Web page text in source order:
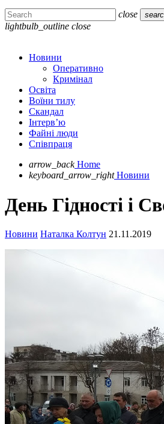
close
lightbulb_outline close
Новини
Оперативно
Кримінал
Освіта
Воїни тилу
Скандал
Інтерв’ю
Файні люди
Співпраця
arrow_back Home
keyboard_arrow_right Новини
День Гідності і
Новини Наталка Колтун 21.11.2019